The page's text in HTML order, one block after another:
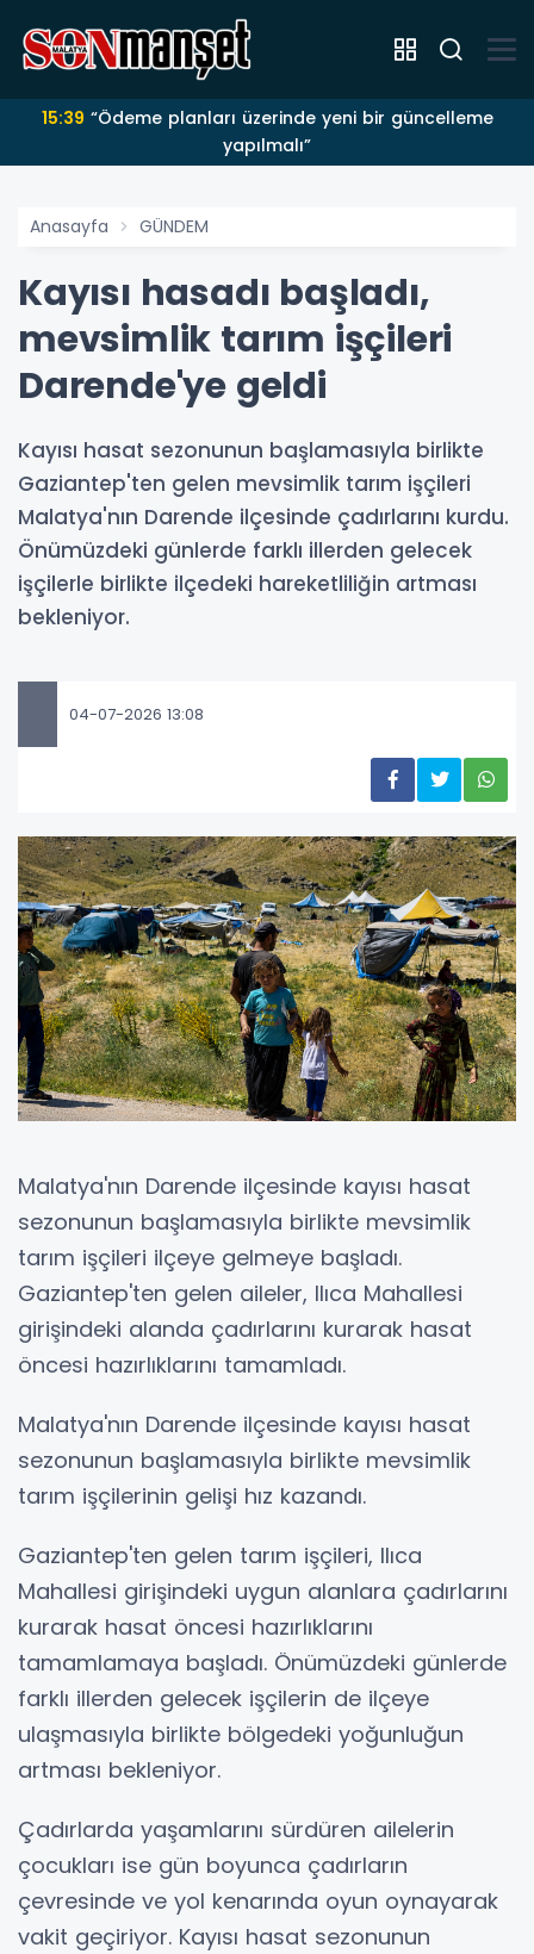
15:39
yapılmalı”
Anasayfa GÜNDEM
Kayısı hasadı başladı,
mevsimlik tarım işçileri
Darende'ye geldi
Kayısı hasat sezonunun başlamasıyla birlikte
Gaziantep'ten gelen mevsimlik tarım işçileri
Malatya'nın Darende ilçesinde çadırlarını kurdu.
Önümüzdeki günlerde farklı illerden gelecek
işçilerle birlikte ilçedeki hareketliliğin artması
bekleniyor.
04-07-2026 13:08
Malatya'nın Darende ilçesinde kayısı hasat
sezonunun başlamasıyla birlikte mevsimlik
tarım işçileri ilçeye gelmeye başladı.
Gaziantep'ten gelen aileler, Ilıca Mahallesi
girişindeki alanda çadırlarını kurarak hasat
öncesi hazırlıklarını tamamladı.
Malatya'nın Darende ilçesinde kayısı hasat
sezonunun başlamasıyla birlikte mevsimlik
tarım işçilerinin gelişi hız kazandı.
Gaziantep'ten gelen tarım işçileri, Ilıca
Mahallesi girişindeki uygun alanlara çadırlarını
kurarak hasat öncesi hazırlıklarını
tamamlamaya başladı. Önümüzdeki günlerde
farklı illerden gelecek işçilerin de ilçeye
ulaşmasıyla birlikte bölgedeki yoğunluğun
artması bekleniyor.
Çadırlarda yaşamlarını sürdüren ailelerin
çocukları ise gün boyunca çadırların
çevresinde ve yol kenarında oyun oynayarak
vakit geçiriyor. Kayısı hasat sezonunun